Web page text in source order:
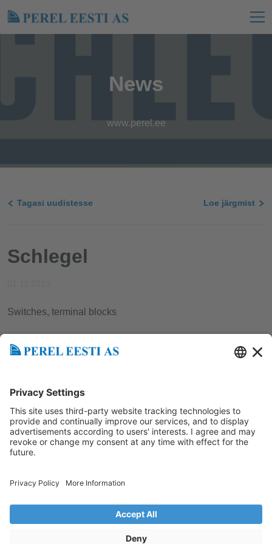
News
www.perel.ee
Tagasi uudistesse Loe järgmist
Schlegel
Switches, terminal blocks
Loe järgmist
Perel Eesti AS
Mustamäe tee 62 12916, Tallinn
+3726998840
www.perel.fi